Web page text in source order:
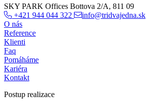
SKY PARK Offices Bottova 2/A, 811 09
+421 944 044 322
info@tridvajedna.sk
O nás
Reference
Klienti
Faq
Pomáháme
Kariéra
Kontakt
Postup realizace